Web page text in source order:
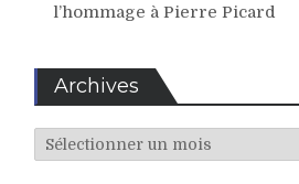
l’hommage à Pierre Picard
Archives
Archives